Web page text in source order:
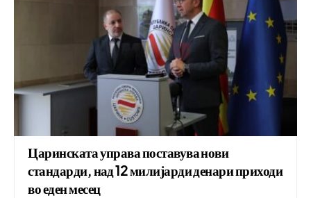
Царинската управа поставува нови
стандарди, над 12 милијарди денари приходи
во еден месец